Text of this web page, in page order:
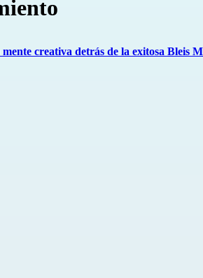
creativa detrás de la exitosa Bleis